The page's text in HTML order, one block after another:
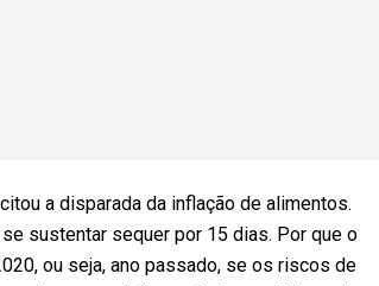
a disparada da inflação de alimentos.
sustentar sequer por 15 dias. Por que o
ou seja, ano passado, se os riscos de